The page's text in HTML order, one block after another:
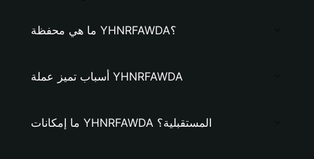
ما هي محفظة YHNRFAWDA؟
أسباب تميز عملة YHNRFAWDA
ما إمكانات YHNRFAWDA المستقبلية؟